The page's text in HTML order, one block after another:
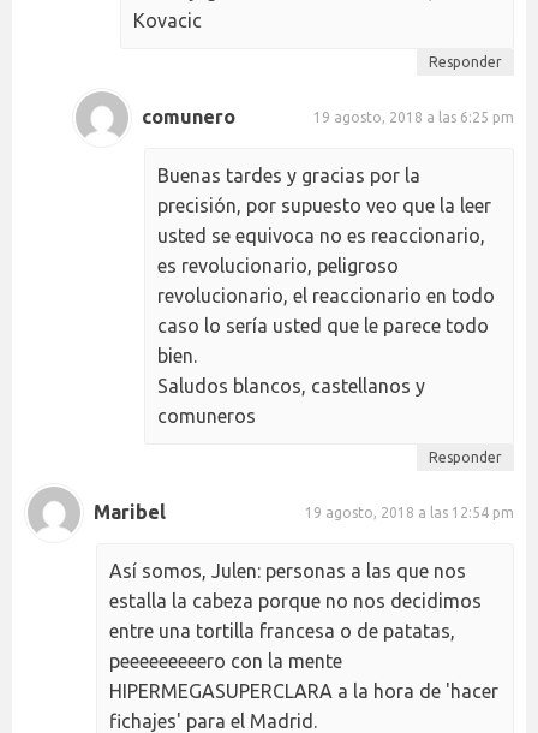
Kovacic
Responder
comunero 19 agosto, 2018 a las 6:25 pm
Buenas tardes y gracias por la
precisión, por supuesto veo que la leer
usted se equivoca no es reaccionario,
es revolucionario, peligroso
revolucionario, el reaccionario en todo
caso lo sería usted que le parece todo
bien.
Saludos blancos, castellanos y
comuneros
Responder
Maribel 19 agosto, 2018 a las 12:54 pm
Así somos, Julen: personas a las que nos
estalla la cabeza porque no nos decidimos
entre una tortilla francesa o de patatas,
peeeeeeeeero con la mente
HIPERMEGASUPERCLARA a la hora de 'hacer
fichajes' para el Madrid.